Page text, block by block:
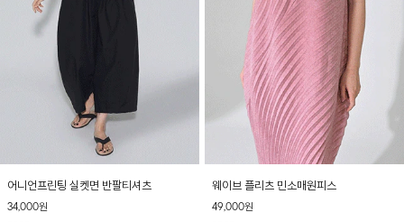
어니언프린팅 실켓면 반팔티셔츠
34,000원
웨이브 플리츠 민소매원피스
49,000원